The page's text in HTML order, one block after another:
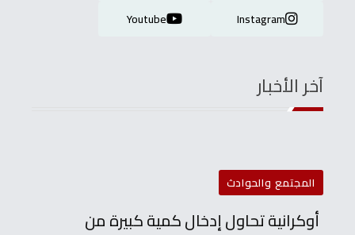
Instagram
Youtube
آخر الأخبار
المجتمع والحوادث
أوكرانية تحاول إدخال كمية كبيرة من